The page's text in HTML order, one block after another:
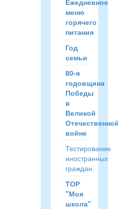
Ежедневное
меню
горячего
питания
Год
семьи
80-я
годовщина
Победы
в
Великой
войне
Тестирование
иностранных
граждан
ТОР
"Моя
школа"